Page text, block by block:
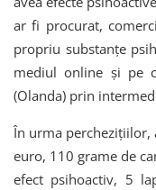
ar fi procurat,
propriu substanţe
mediul online şi pe
(Olanda) prin
În urma perchezițiilor,
euro, 110 grame de
efect psihoactiv, 5